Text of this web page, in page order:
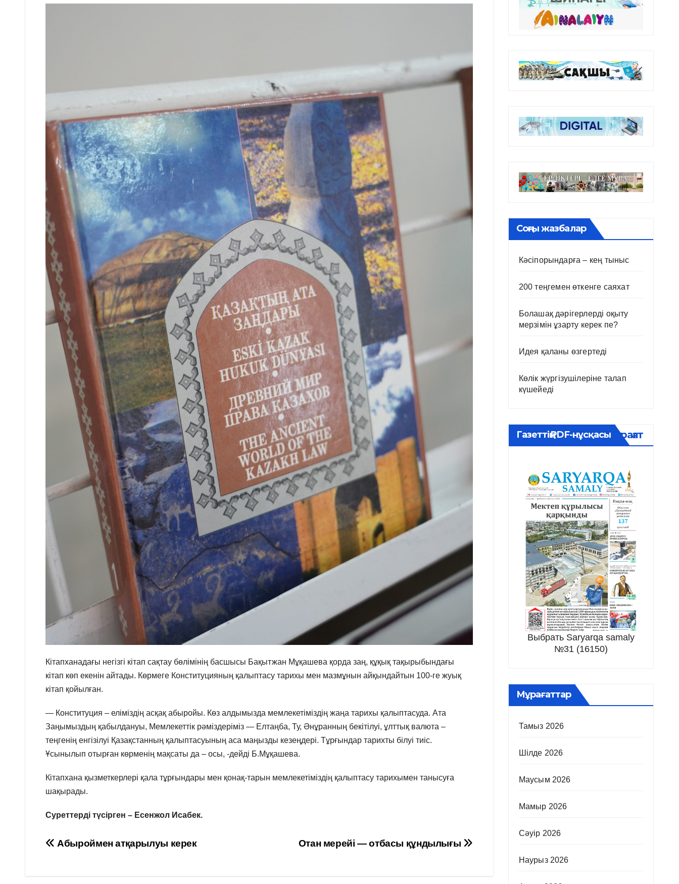
Кітапханадағы негізгі кітап сақтау бөлімінің басшысы Бақытжан Мұқашева қорда заң, құқық тақырыбындағы
кітап көп екенін айтады. Көрмеге Конституцияның қалыптасу тарихы мен мазмұнын айқындайтын 100-ге жуық
кітап қойылған.
— Конституция – еліміздің асқақ абыройы. Көз алдымызда мемлекетіміздің жаңа тарихы қалыптасуда. Ата
Заңымыздың қабылдануы, Мемлекеттік рәміздеріміз — Елтаңба, Ту, Әнұранның бекітілуі, ұлттық валюта –
теңгенің енгізілуі Қазақстанның қалыптасуының аса маңызды кезеңдері. Тұрғындар тарихты білуі тиіс.
Ұсынылып отырған көрменің мақсаты да – осы, -дейді Б.Мұқашева.
Кітапхана қызметкерлері қала тұрғындары мен қонақ-тарын мемлекетіміздің қалыптасу тарихымен танысуға
шақырады.
Суреттерді түсірген – Есенжол Исабек.
Навигация
Отан мерейі — отбасы құндылығы
Абыроймен атқарылуы керек
Соңғы жазбалар
Кәсіпорындарға – кең тыныс
200 теңгемен өткенге саяхат
Болашақ дәрігерлерді оқыту
мерзімін ұзарту керек пе?
Идея қаланы өзгертеді
Көлік жүргізушілеріне талап
күшейеді
Газеттің PDF-нұсқасыМұрағат
Выбрать Saryarqa samaly
№31 (16150)
Мұрағаттар
Тамыз 2026
Шілде 2026
Маусым 2026
Мамыр 2026
Сәуір 2026
Наурыз 2026